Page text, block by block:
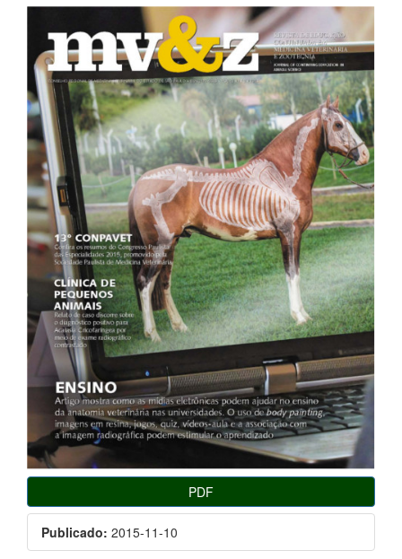
Barra
lateral
de
artigos
PDF
Publicado: 2015-11-10